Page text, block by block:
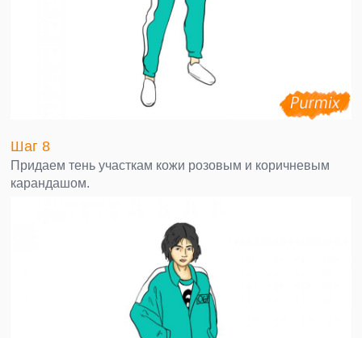
Шаг 8
Придаем тень участкам кожи розовым и коричневым
карандашом.